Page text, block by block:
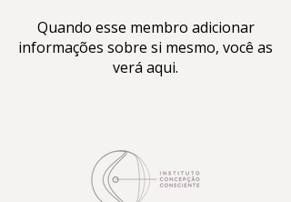
Quando esse membro adicionar
informações sobre si mesmo, você as
verá aqui.